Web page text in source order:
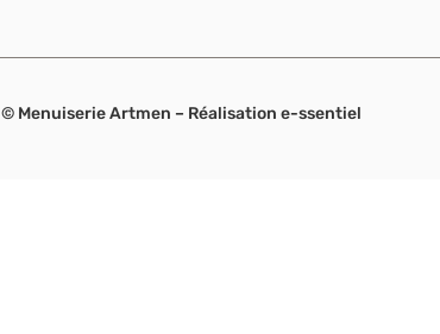
© Menuiserie Artmen – Réalisation e-ssentiel